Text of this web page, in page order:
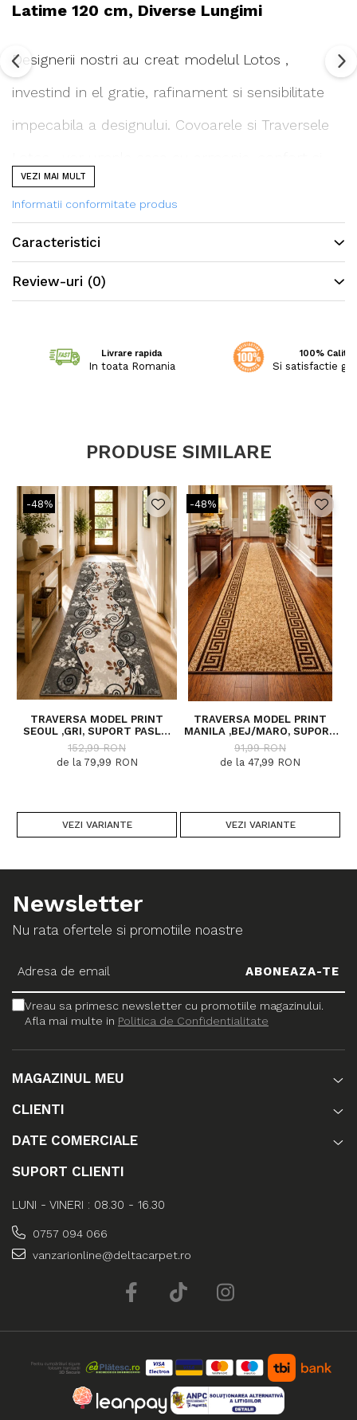
Latime 120 cm, Diverse Lungimi
Designerii nostri au creat modelul Lotos ,
investind in el gratie, rafinament si sensibilitate
impecabila a designului. Covoarele si Traversele
liniste.
VEZI MAI MULT
Informatii conformitate produs
Caracteristici
Review-uri (0)
Livrare rapida
In toata Romania
100%
Si satisfactie
PRODUSE SIMILARE
-48%
TRAVERSA MODEL PRINT
SEOUL ,GRI, SUPORT PASLA,
LATIME 100 CM, 820 GR/MP
152,99 RON
de la 79,99 RON
VEZI VARIANTE
-48%
TRAVERSA MODEL PRINT
MANILA ,BEJ/MARO, SUPORT
PASLA, LATIME 60 CM, 820
GR/MP
91,99 RON
de la 47,99 RON
VEZI VARIANTE
Newsletter
Nu rata ofertele si promotiile noastre
Vreau sa primesc newsletter cu promotiile magazinului.
Afla mai multe in Politica de Confidentialitate
MAGAZINUL MEU
CLIENTI
DATE COMERCIALE
SUPORT CLIENTI
LUNI - VINERI : 08.30 - 16.30
0757 094 066
vanzarionline@deltacarpet.ro